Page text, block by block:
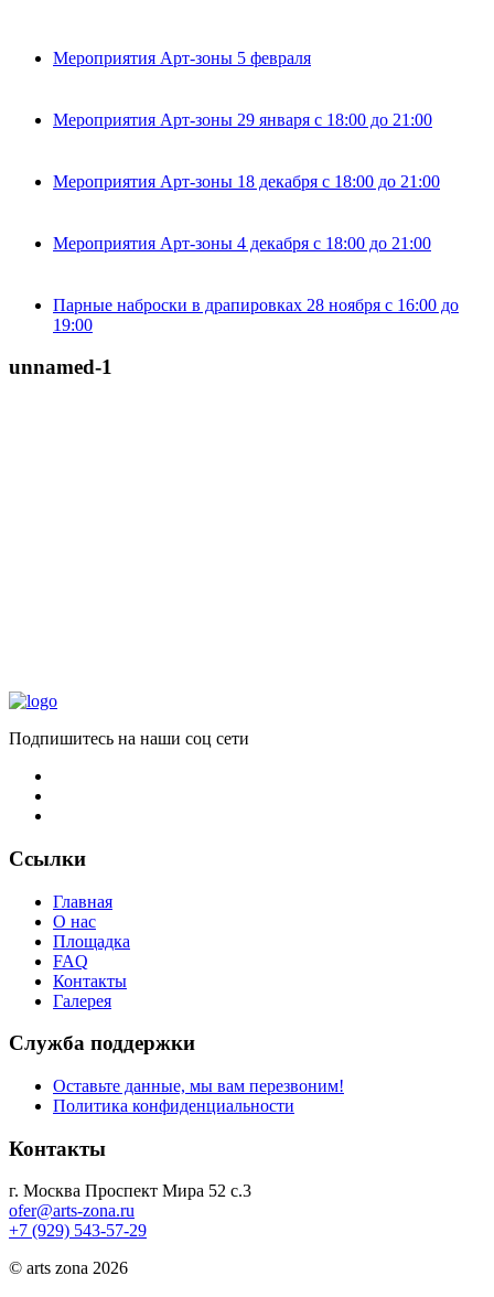
Мероприятия Арт-зоны 5 февраля
Мероприятия Арт-зоны 29 января с 18:00 до 21:00
Мероприятия Арт-зоны 18 декабря с 18:00 до 21:00
Мероприятия Арт-зоны 4 декабря с 18:00 до 21:00
Парные наброски в драпировках 28 ноября с 16:00 до
19:00
unnamed-1
Подпишитесь на наши соц сети
Ссылки
Главная
О нас
Площадка
FAQ
Контакты
Галерея
Служба поддержки
Оставьте данные, мы вам перезвоним!
Политика конфиденциальности
Контакты
г. Москва Проспект Мира 52 с.3
ofer@arts-zona.ru
+7 (929) 543-57-29
© arts zona 2026